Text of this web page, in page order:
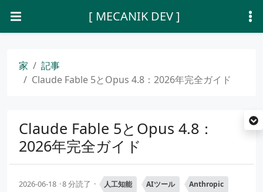
[ MECANIK DEV ]
家
記事
Claude Fable 5とOpus 4.8：2026年完全ガイド
Claude Fable 5とOpus 4.8：
2026年完全ガイド
2026-06-18 8 分読了 人工知能 AIツール Anthropic